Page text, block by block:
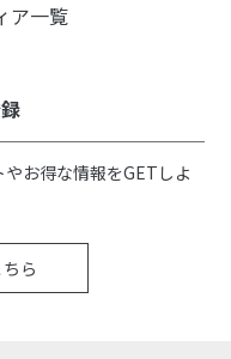
ア一覧
お得な情報をGETしよ
ら